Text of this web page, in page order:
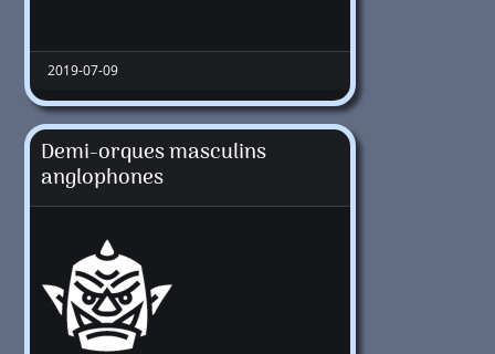
2019-07-09
Demi-orques masculins
anglophones